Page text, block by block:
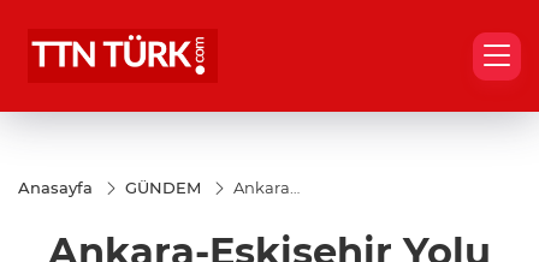
Anasayfa GÜNDEM
Ankara-
üzerinde
Ankara-Eskişehir Yolu